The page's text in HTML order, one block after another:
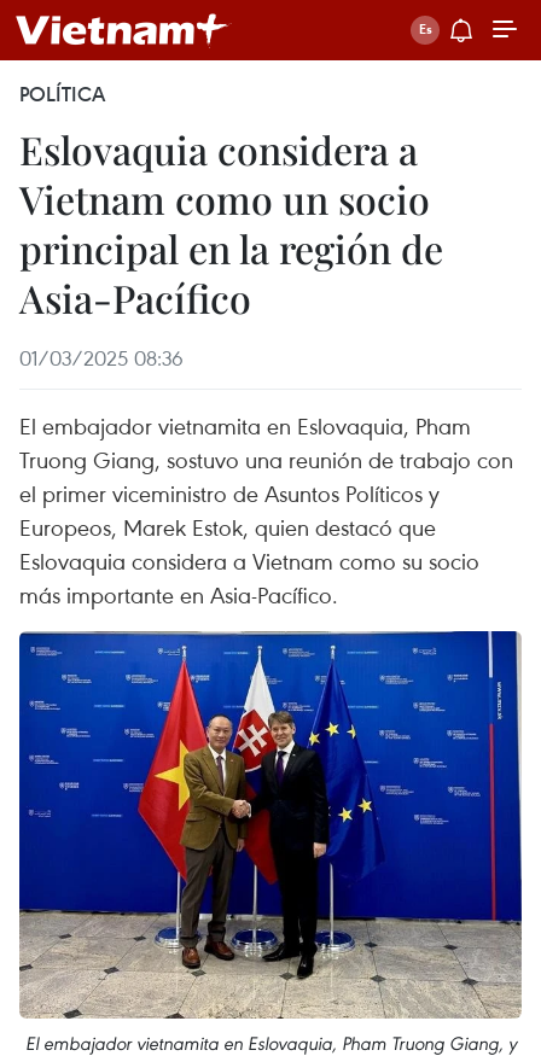
POLÍTICA
Eslovaquia considera a
Vietnam como un socio
principal en la región de
Asia-Pacífico
01/03/2025 08:36
El embajador vietnamita en Eslovaquia, Pham
Truong Giang, sostuvo una reunión de trabajo con
el primer viceministro de Asuntos Políticos y
Europeos, Marek Estok, quien destacó que
Eslovaquia considera a Vietnam como su socio
más importante en Asia-Pacífico.
El embajador vietnamita en Eslovaquia, Pham Truong Giang, y